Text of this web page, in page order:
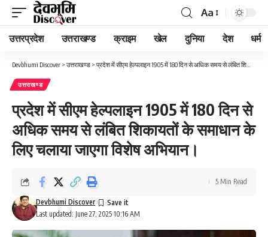
Font
Resizer
Aa
उत्तरप्रदेश उत्तराखण्ड क्राइम खेल दुनिया देश धर्म
Devbhumi Discover > उत्तराखण्ड > प्रदेश में सीएम हेल्पलाइन 1905 में 180 दिन से अधिक समय से लंबित शिकायतों के समाधान के लिए चलाया जाएगा विशेष अभियान।
उत्तराखण्ड
प्रदेश में सीएम हेल्पलाइन 1905 में 180 दिन से
अधिक समय से लंबित शिकायतों के समाधान के
लिए चलाया जाएगा विशेष अभियान।
Last updated: June 27, 2025 10:16 AM
Devbhumi Discover
5 Min Read